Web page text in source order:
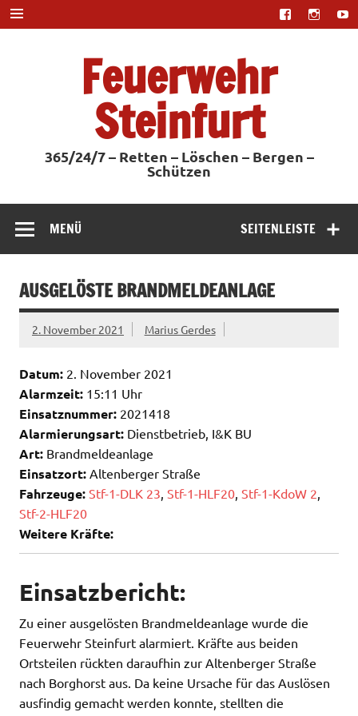
Zum
Inhalt
springen
Feuerwehr
Steinfurt
365/24/7 – Retten – Löschen – Bergen –
Schützen
SEITENLEISTE
MENÜ
AUSGELÖSTE BRANDMELDEANLAGE
2. November 2021 Marius Gerdes
Datum: 2. November 2021
Alarmzeit: 15:11 Uhr
Einsatznummer: 2021418
Alarmierungsart: Dienstbetrieb, I&K BU
Art: Brandmeldeanlage
Einsatzort: Altenberger Straße
Fahrzeuge: Stf-1-DLK 23 Stf-1-HLF20 Stf-1-KdoW 2
Stf-2-HLF20
Weitere Kräfte:
Einsatzbericht:
Zu einer ausgelösten Brandmeldeanlage wurde die
Feuerwehr Steinfurt alarmiert. Kräfte aus beiden
Ortsteilen rückten daraufhin zur Altenberger Straße
nach Borghorst aus. Da keine Ursache für das Auslösen
ausfindig gemacht werden konnte, stellten die